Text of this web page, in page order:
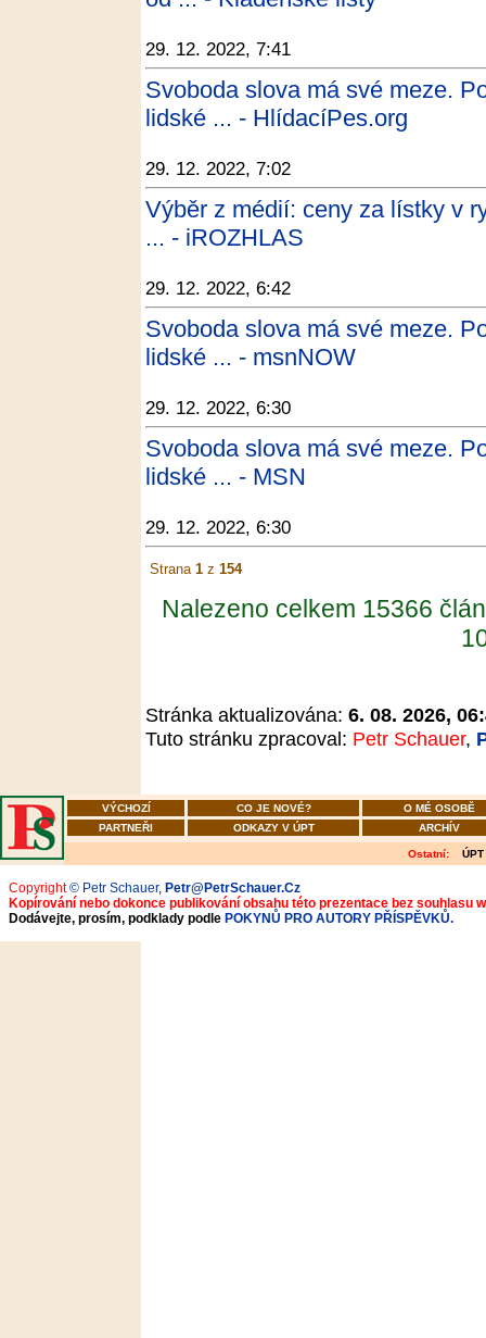
29. 12. 2022, 7:41
Svoboda slova má své meze.
lidské ... - HlídacíPes.org
29. 12. 2022, 7:02
Výběr z médií: ceny za lístky v
... - iROZHLAS
29. 12. 2022, 6:42
Svoboda slova má své meze.
lidské ... - msnNOW
29. 12. 2022, 6:30
Svoboda slova má své meze.
lidské ... - MSN
29. 12. 2022, 6:30
Strana 1 z 154
Nalezeno celkem 15366
Stránka aktualizována: 6. 08. 2026,
Tuto stránku zpracoval: Petr Schauer,
VÝCHOZÍ CO JE NOVÉ?
O MÉ OSOBĚ
PARTNEŘI
ODKAZY V ÚPT ARCHÍV
Ostatní: ÚPT
Copyright© Petr Schauer, Petr@PetrSchauer.Cz
Kopírování nebo dokonce publikování obsahu této prezentace bez souhlasu
Dodávejte, prosím, podklady podle POKYNŮ PRO AUTORY PŘÍSPĚVKŮ.